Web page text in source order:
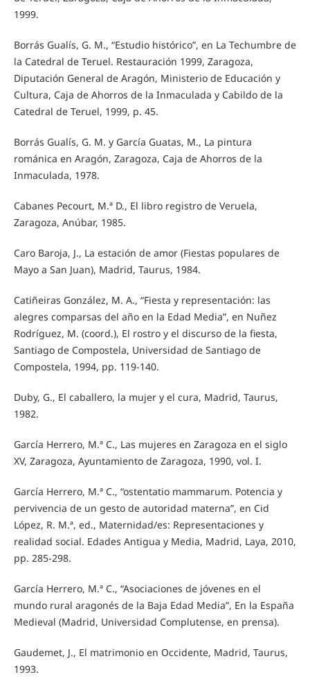
1999.
Borrás Gualís, G. M., “Estudio histórico”, en La Techumbre de
la Catedral de Teruel. Restauración 1999, Zaragoza,
Diputación General de Aragón, Ministerio de Educación y
Cultura, Caja de Ahorros de la Inmaculada y Cabildo de la
Catedral de Teruel, 1999, p. 45.
Borrás Gualís, G. M. y García Guatas, M., La pintura
románica en Aragón, Zaragoza, Caja de Ahorros de la
Inmaculada, 1978.
Cabanes Pecourt, M.ª D., El libro registro de Veruela,
Zaragoza, Anúbar, 1985.
Caro Baroja, J., La estación de amor (Fiestas populares de
Mayo a San Juan), Madrid, Taurus, 1984.
Catiñeiras González, M. A., “Fiesta y representación: las
alegres comparsas del año en la Edad Media”, en Nuñez
Rodríguez, M. (coord.), El rostro y el discurso de la fiesta,
Santiago de Compostela, Universidad de Santiago de
Compostela, 1994, pp. 119-140.
Duby, G., El caballero, la mujer y el cura, Madrid, Taurus,
1982.
García Herrero, M.ª C., Las mujeres en Zaragoza en el siglo
XV, Zaragoza, Ayuntamiento de Zaragoza, 1990, vol. I.
García Herrero, M.ª C., “ostentatio mammarum. Potencia y
pervivencia de un gesto de autoridad materna”, en Cid
López, R. M.ª, ed., Maternidad/es: Representaciones y
realidad social. Edades Antigua y Media, Madrid, Laya, 2010,
pp. 285-298.
García Herrero, M.ª C., “Asociaciones de jóvenes en el
mundo rural aragonés de la Baja Edad Media”, En la España
Medieval (Madrid, Universidad Complutense, en prensa).
Gaudemet, J., El matrimonio en Occidente, Madrid, Taurus,
1993.